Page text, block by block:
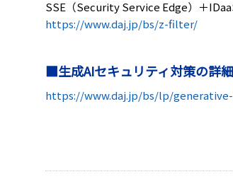
SSE（Security Service Edge）＋
https://www.daj.jp/bs/z-filter/
■生成AIセキュリティ対策の詳
https://www.daj.jp/bs/lp/